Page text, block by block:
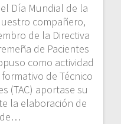
Día Mundial de la
compañero,
de la Directiva
de Pacientes
como actividad
de Técnico
(TAC) aportase su
la elaboración de
de…